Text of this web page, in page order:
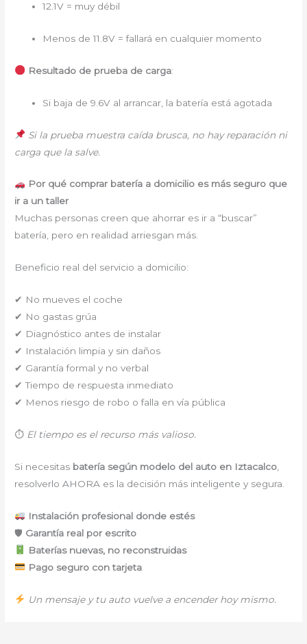
12.1V = muy débil
Menos de 11.8V = fallará en cualquier momento
Resultado de prueba de carga:
Si baja de 9.6V al arrancar, la batería está agotada
Si la prueba muestra caída brusca, no hay reparación ni
carga que la salve.
Por qué comprar batería a domicilio es más seguro que
ir a un taller
Muchas personas creen que ahorrar es ir a “buscar”
batería, pero en realidad arriesgan más.
Beneficio real del servicio a domicilio:
✔ No mueves el coche
✔ No gastas grúa
✔ Diagnóstico antes de instalar
✔ Instalación limpia y sin daños
✔ Garantía formal y no verbal
✔ Tiempo de respuesta inmediato
✔ Menos riesgo de robo o falla en vía pública
⏱ El tiempo es el recurso más valioso.
Si necesitas batería según modelo del auto en Iztacalco
resolverlo AHORA es la decisión más inteligente y segura.
Instalación profesional donde estés
🛡 Garantía real por escrito
Baterías nuevas, no reconstruidas
Pago seguro con tarjeta
Un mensaje y tu auto vuelve a encender hoy mismo.